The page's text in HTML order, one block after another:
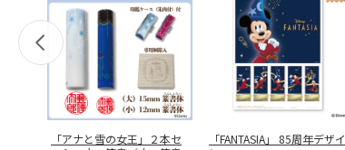
「アナと雪の女王」２本セ
「FANTASIA」 85周年デザイ